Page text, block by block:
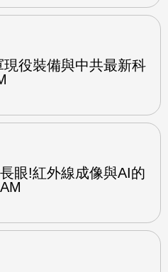
役裝備與中共最新科
眼!紅外線成像與AI的